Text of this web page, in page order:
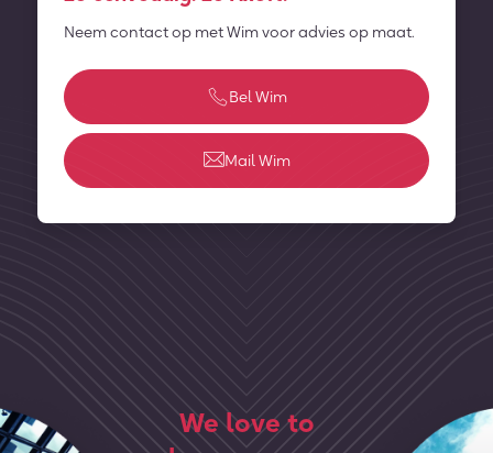
Neem contact op met Wim voor advies op maat.
Bel Wim
Mail Wim
We love to